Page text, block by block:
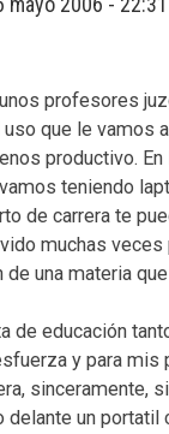
profesores
que le vamos
productivo. En
teniendo
de carrera te
muchas veces
una materia
de educación
y para mis
sinceramente,
delante un portatil